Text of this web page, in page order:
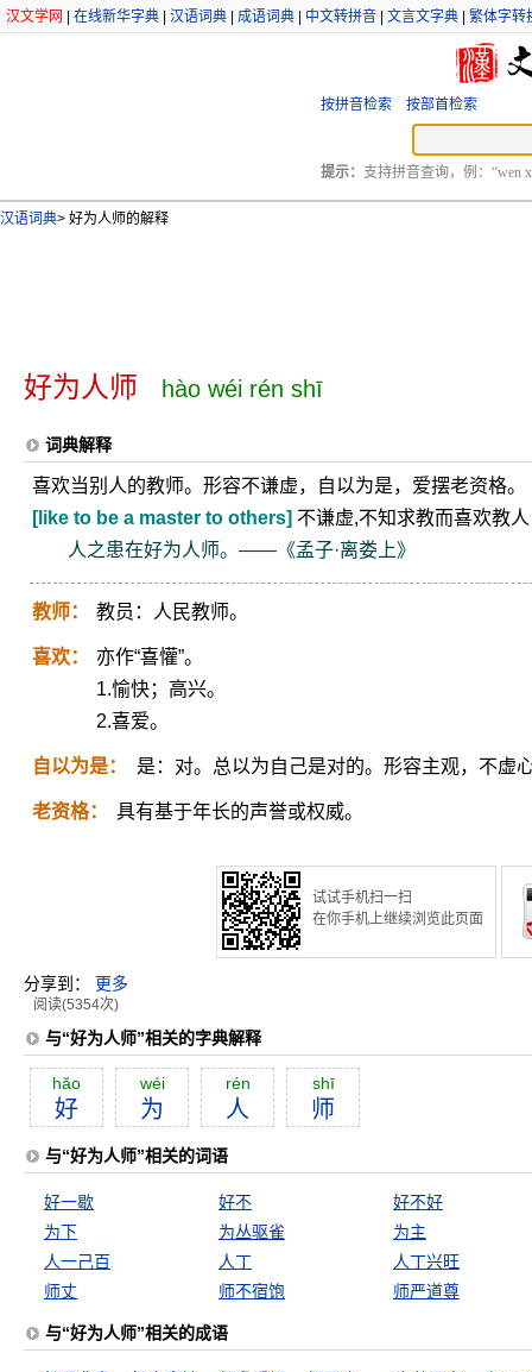
汉文学网 在线新华字典 汉语词典 成语词典 中文转拼音 文言文字典 繁体字转
按拼音检索 按部首检索
提示： 支持拼音查询，例：“wen
汉语词典> 好为人师的解释
好为人师 hào wéi rén shī
词典解释
喜欢当别人的教师。形容不谦虚，自以为是，爱摆老资格。
[like to be a master to others] 不谦虚,不知求教而喜欢教人
人之患在好为人师。——《孟子·离娄上》
教师： 教员：人民教师。
喜欢：
亦作“喜懽”。
1.愉快；高兴。
2.喜爱。
自以为是： 是：对。总以为自己是对的。形容主观，不虚
老资格： 具有基于年长的声誉或权威。
试试手机扫一扫
在你手机上继续浏览此页面
分享到： 更多
阅读(5354次)
与“好为人师”相关的字典解释
hăo
好
wéi
为
rén
人
shī
师
与“好为人师”相关的词语
好一歇 好不
好不好
为下
为丛驱雀
为主
人一己百
人丁
人丁兴旺
师丈
师不宿饱 师严道尊
与“好为人师”相关的成语